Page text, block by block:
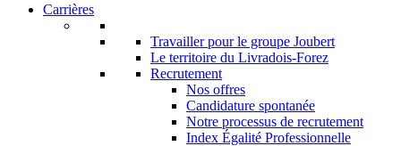
Carrières
Travailler pour le groupe Joubert
Le territoire du Livradois-Forez
Recrutement
Nos offres
Candidature spontanée
Notre processus de recrutement
Index Égalité Professionnelle